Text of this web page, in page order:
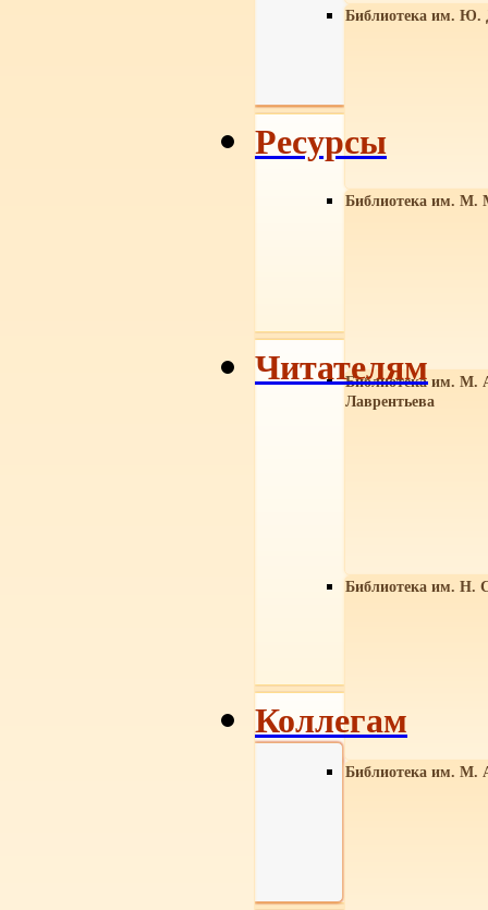
Библиотека им. Ю.
Библиотека им. М.
Библиотека им. М.
Лаврентьева
Библиотека им. Н.
Библиотека им. М.
Ресурсы
Читателям
Коллегам